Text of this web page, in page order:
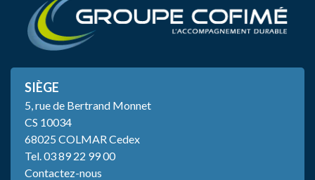
SIÈGE
5, rue de Bertrand Monnet
CS 10034
68025 COLMAR Cedex
Tel.03 89 22 99 00
Contactez-nous